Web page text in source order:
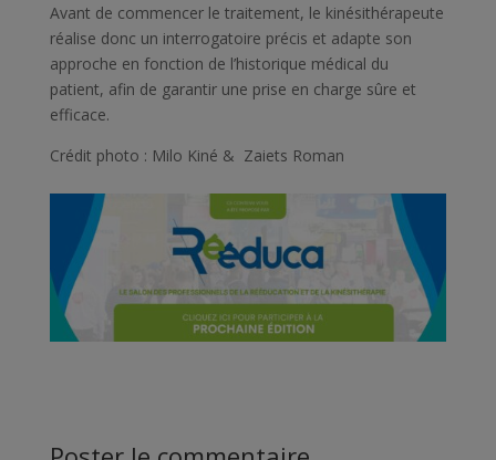
Avant de commencer le traitement, le kinésithérapeute
réalise donc un interrogatoire précis et adapte son
approche en fonction de l’historique médical du
patient, afin de garantir une prise en charge sûre et
efficace.
Crédit photo : Milo Kiné & Zaiets Roman